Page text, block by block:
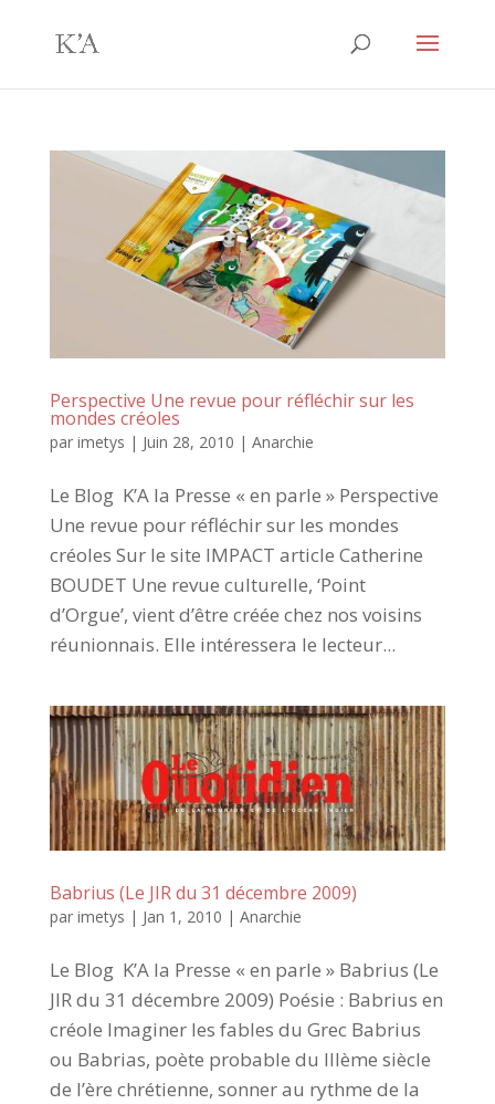
Perspective Une revue pour réfléchir sur les
mondes créoles
par imetys | Juin 28, 2010 | Anarchie
Le Blog K’A la Presse « en parle » Perspective
Une revue pour réfléchir sur les mondes
créoles Sur le site IMPACT article Catherine
BOUDET Une revue culturelle, ‘Point
d’Orgue’, vient d’être créée chez nos voisins
réunionnais. Elle intéressera le lecteur...
Babrius (Le JIR du 31 décembre 2009)
par imetys | Jan 1, 2010 | Anarchie
Le Blog K’A la Presse « en parle » Babrius (Le
JIR du 31 décembre 2009) Poésie : Babrius en
créole Imaginer les fables du Grec Babrius
ou Babrias, poète probable du IIIème siècle
de l’ère chrétienne, sonner au rythme de la